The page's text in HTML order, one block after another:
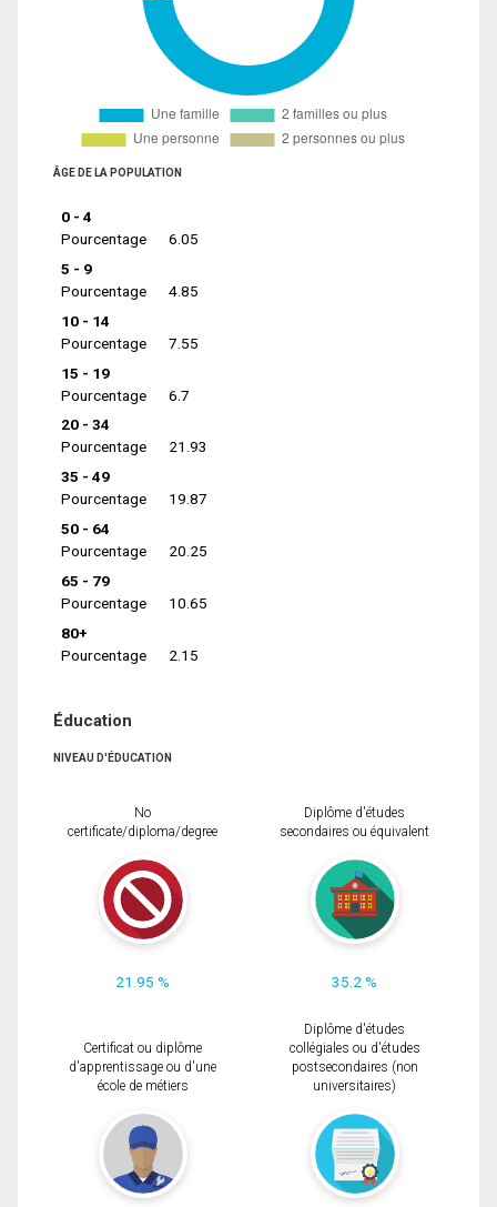
ÂGE DE LA POPULATION
0 - 4
Pourcentage
6.05
5 - 9
Pourcentage
4.85
10 - 14
Pourcentage
7.55
15 - 19
Pourcentage
6.7
20 - 34
Pourcentage
21.93
35 - 49
Pourcentage
19.87
50 - 64
Pourcentage
20.25
65 - 79
Pourcentage
10.65
80+
Pourcentage
2.15
Éducation
NIVEAU D'ÉDUCATION
No
certificate/diploma/degree
21.95 %
Diplôme d'études
secondaires ou équivalent
35.2 %
Certificat ou diplôme
d'apprentissage ou d'une
école de métiers
Diplôme d'études
collégiales ou d'études
postsecondaires (non
universitaires)